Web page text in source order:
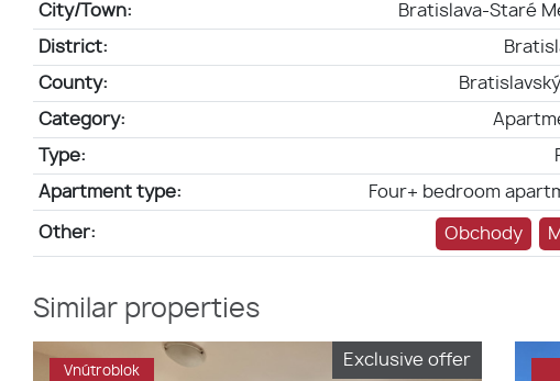
City/Town: Bratislava-Staré
District:
County:
Category:
Type:
Apartment type: Four+ bedroom
Other: Obchody
Similar properties
Exclusive offer
Vnútroblok